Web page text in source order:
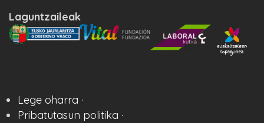
Laguntzaileak
Lege oharra ·
Pribatutasun politika ·